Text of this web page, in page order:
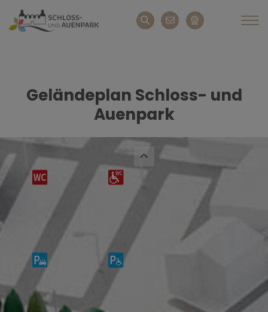
Geländeplan Schloss- und
Auenpark